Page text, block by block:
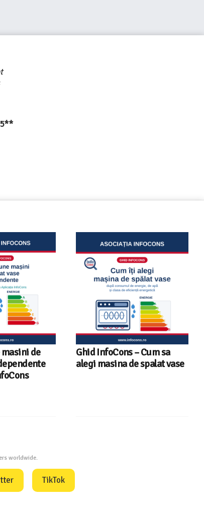
InfoCons – Cum sa
masina de spalat vase
Sunetul la televizor-
sfaturi utile ca să
worldwide.
TikTok